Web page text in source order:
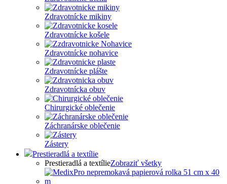
Zdravotnícke mikiny
Zdravotnícke košele
Zdravotnícke nohavice
Zdravotnícke plášte
Zdravotnícka obuv
Chirurgické oblečenie
Záchranárske oblečenie
Zástery
Prestieradlá a textílie
Prestieradlá a textílieZobraziť všetky